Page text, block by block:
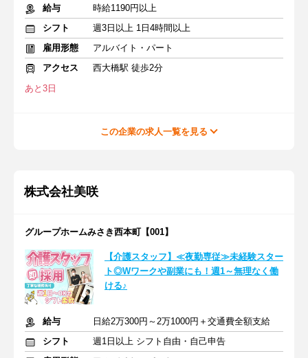
給与
時給1190円以上
シフト
週3日以上 1日4時間以上
雇用形態
アルバイト・パート
アクセス
西大橋駅 徒歩2分
あと3日
この企業の求人一覧を見る
株式会社美咲
グループホームみさき西本町【001】
【介護スタッフ】≪夜勤専従≫未経験スター
ト◎Wワークや副業にも！週1～無理なく働
ける♪
給与
日給2万300円～2万1000円＋交通費全額支給
シフト
週1日以上 シフト自由・自己申告